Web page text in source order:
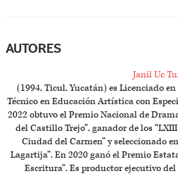
AUTORES
Janil Uc
(1994, Ticul, Yucatán) es Licenciado
Técnico en Educación Artística con
2022 obtuvo el Premio Nacional de
del Castillo Trejo”, ganador de los
Ciudad del Carmen” y seleccionado
Lagartija”. En 2020 ganó el Premio
Escritura”. Es productor ejecutivo